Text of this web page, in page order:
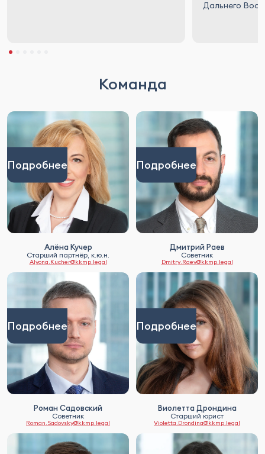
Дальнего
Команда
Подробнее
Алёна Кучер
Старший партнёр, к.ю.н.
Alyona.Kucher@kkmp.legal
Подробнее
Дмитрий Раев
Советник
Dmitry.Raev@kkmp.legal
Подробнее
Роман Садовский
Советник
Roman.Sadovsky@kkmp.legal
Подробнее
Виолетта Дрондина
Старший юрист
Violetta.Drondina@kkmp.legal